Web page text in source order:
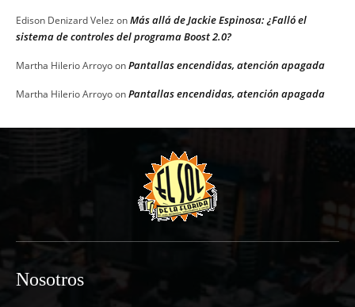
Edison Denizard Velez onMás allá de Jackie Espinosa: ¿Falló el
sistema de controles del programa Boost 2.0?
Martha Hilerio ArroyoonPantallas encendidas, atención apagada
Martha Hilerio ArroyoonPantallas encendidas, atención apagada
Nosotros